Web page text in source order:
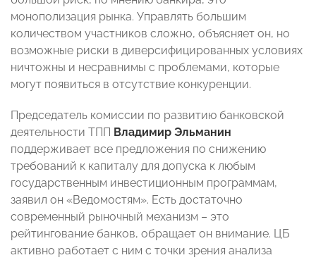
монополизация рынка. Управлять большим
количеством участников сложно, объясняет он, но
возможные риски в диверсифицированных условиях
ничтожны и несравнимы с проблемами, которые
могут появиться в отсутствие конкуренции.
Председатель комиссии по развитию банковской
деятельности ТПП Владимир Эльманин
поддерживает все предложения по снижению
требований к капиталу для допуска к любым
государственным инвестиционным программам,
заявил он «Ведомостям». Есть достаточно
современный рыночный механизм – это
рейтингование банков, обращает он внимание. ЦБ
активно работает с ним с точки зрения анализа